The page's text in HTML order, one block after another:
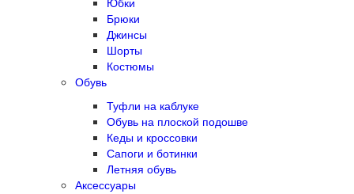
Брюки
Джинсы
Шорты
Костюмы
Обувь
Туфли на каблуке
Обувь на плоской подошве
Кеды и кроссовки
Сапоги и ботинки
Летняя обувь
Аксессуары